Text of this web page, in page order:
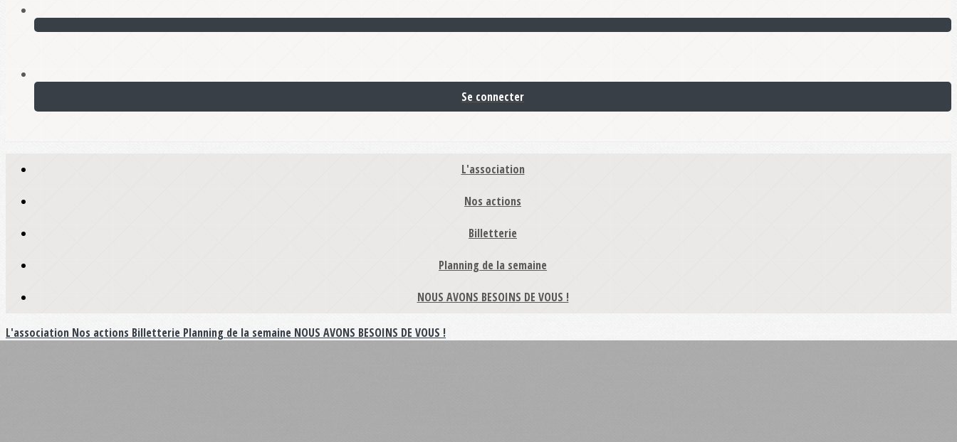
Se connecter
L'association
Nos actions
Billetterie
Planning de la semaine
NOUS AVONS BESOINS DE VOUS !
L'association Nos actions Billetterie Planning de la semaine NOUS AVONS BESOINS DE VOUS !